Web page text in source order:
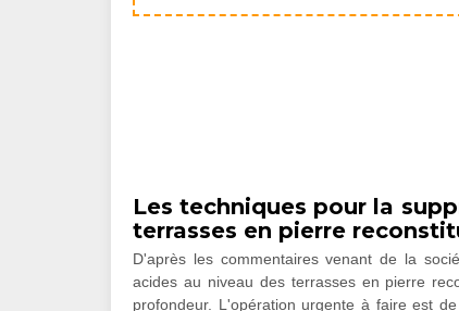
Les techniques pour la
terrasses en pierre
D'après les commentaires venant de la
acides au niveau des terrasses en pierre
profondeur. L'opération urgente à faire est